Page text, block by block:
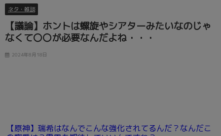
ネタ・雑談
【議論】ホントは螺旋やシアターみたいなのじゃ
なくて〇〇が必要なんだよね・・・
2024年8月18日
【原神】瑞希はなんでこんな強化されてるんだ？なんだこ